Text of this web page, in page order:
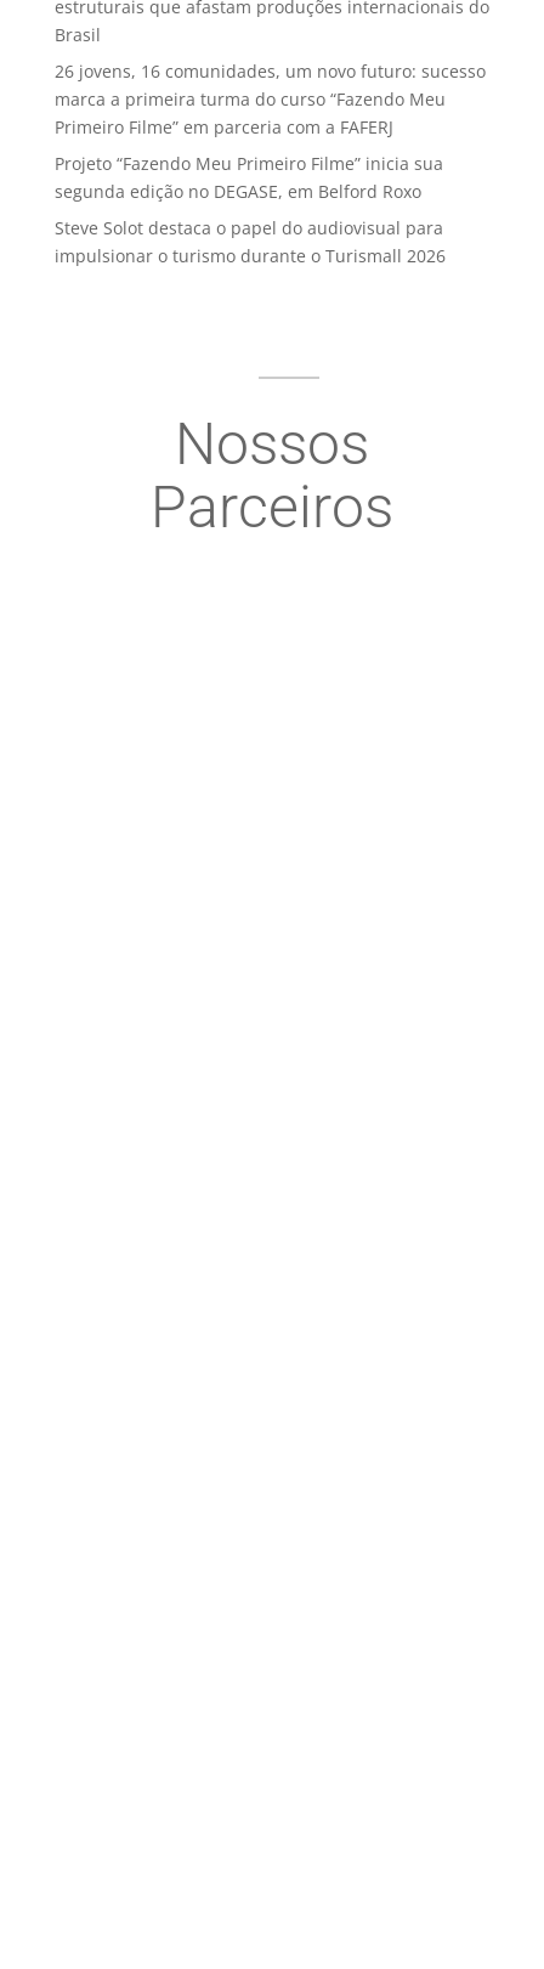
estruturais que afastam produções internacionais do
Brasil
26 jovens, 16 comunidades, um novo futuro: sucesso
marca a primeira turma do curso “Fazendo Meu
Primeiro Filme” em parceria com a FAFERJ
Projeto “Fazendo Meu Primeiro Filme” inicia sua
segunda edição no DEGASE, em Belford Roxo
Steve Solot destaca o papel do audiovisual para
impulsionar o turismo durante o Turismall 2026
Nossos
Parceiros